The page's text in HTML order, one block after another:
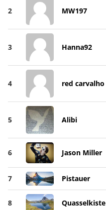
2 MW197
3 Hanna92
4 red carvalho
5 Alibi
6 Jason Miller
7 Pistauer
8 Quasselkiste